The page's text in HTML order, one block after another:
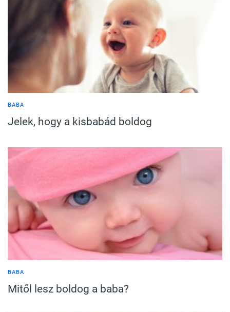
BABA
Jelek, hogy a kisbabád boldog
BABA
Mitől lesz boldog a baba?